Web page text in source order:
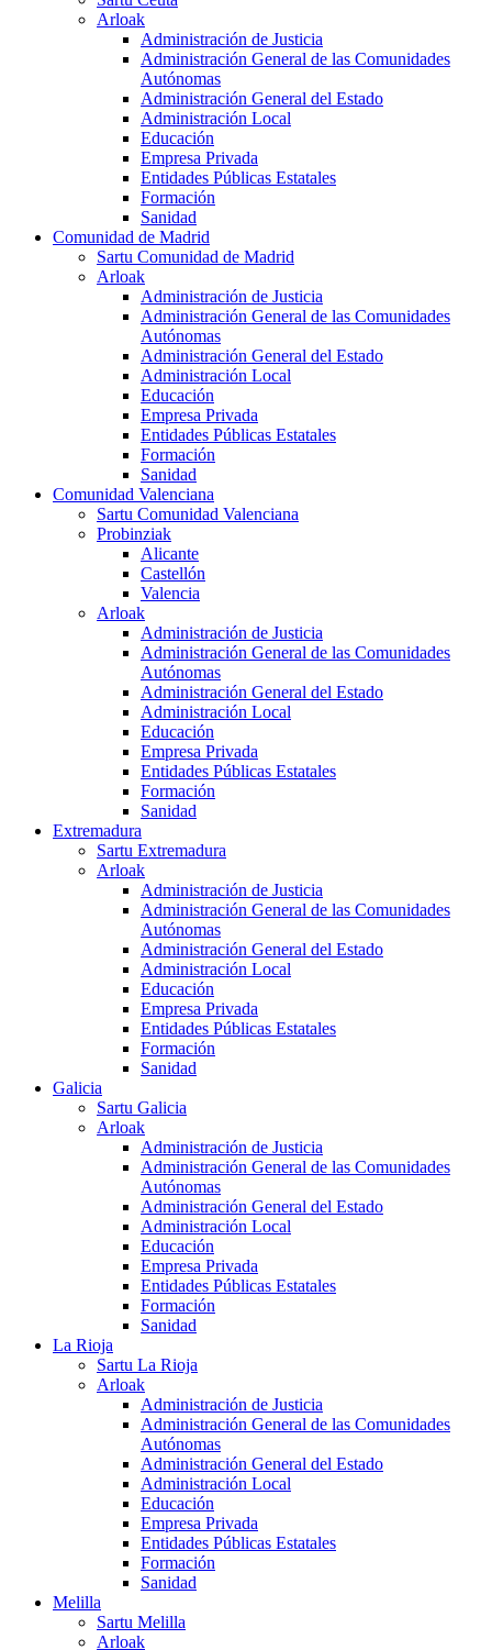
Arloak
Administración de Justicia
Administración General de las Comunidades
Autónomas
Administración General del Estado
Administración Local
Educación
Empresa Privada
Entidades Públicas Estatales
Formación
Sanidad
Comunidad de Madrid
Sartu Comunidad de Madrid
Arloak
Administración de Justicia
Administración General de las Comunidades
Autónomas
Administración General del Estado
Administración Local
Educación
Empresa Privada
Entidades Públicas Estatales
Formación
Sanidad
Comunidad Valenciana
Sartu Comunidad Valenciana
Probinziak
Alicante
Castellón
Valencia
Arloak
Administración de Justicia
Administración General de las Comunidades
Autónomas
Administración General del Estado
Administración Local
Educación
Empresa Privada
Entidades Públicas Estatales
Formación
Sanidad
Extremadura
Sartu Extremadura
Arloak
Administración de Justicia
Administración General de las Comunidades
Autónomas
Administración General del Estado
Administración Local
Educación
Empresa Privada
Entidades Públicas Estatales
Formación
Sanidad
Galicia
Sartu Galicia
Arloak
Administración de Justicia
Administración General de las Comunidades
Autónomas
Administración General del Estado
Administración Local
Educación
Empresa Privada
Entidades Públicas Estatales
Formación
Sanidad
La Rioja
Sartu La Rioja
Arloak
Administración de Justicia
Administración General de las Comunidades
Autónomas
Administración General del Estado
Administración Local
Educación
Empresa Privada
Entidades Públicas Estatales
Formación
Sanidad
Melilla
Sartu Melilla
Arloak